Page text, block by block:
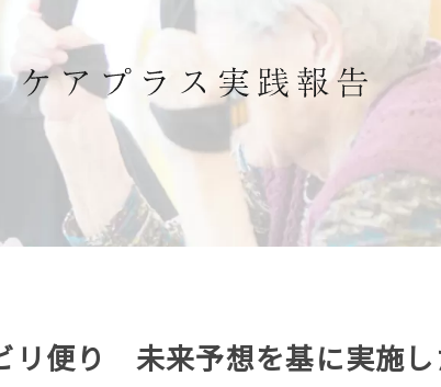
便り 未来予想を基に実施し